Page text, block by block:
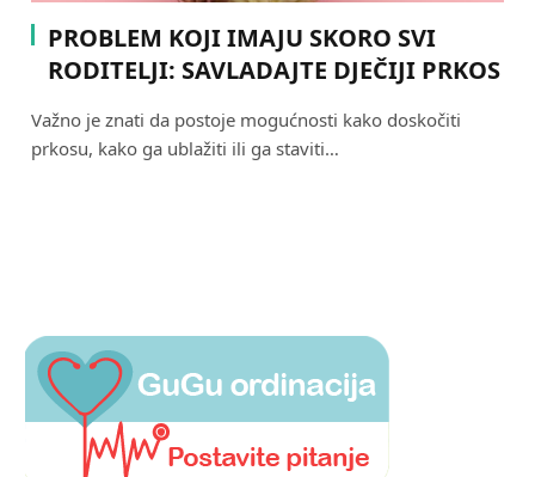
PROBLEM KOJI IMAJU SKORO SVI
RODITELJI: SAVLADAJTE DJEČIJI PRKOS
Važno je znati da postoje mogućnosti kako doskočiti
prkosu, kako ga ublažiti ili ga staviti…